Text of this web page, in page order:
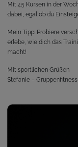
Mit 45 Kursen in der
dabei, egal ob du
Mein Tipp: Probiere
erlebe, wie dich das
macht!
Mit sportlichen Grüßen
Stefanie –